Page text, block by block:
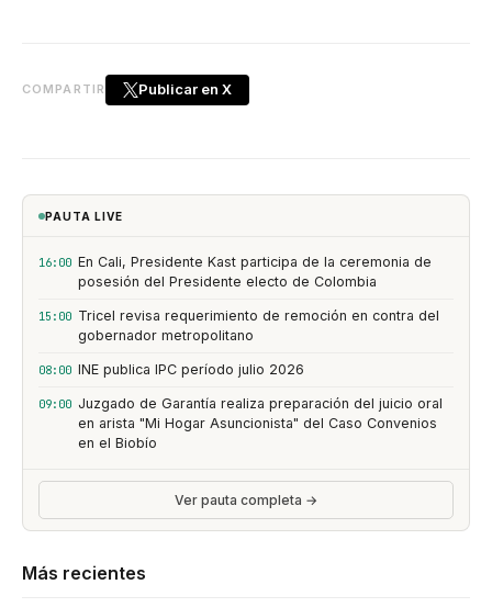
COMPARTIR Publicar en X
PAUTA LIVE
16:00 En Cali, Presidente Kast participa de la ceremonia de
posesión del Presidente electo de Colombia
15:00 Tricel revisa requerimiento de remoción en contra del
gobernador metropolitano
08:00 INE publica IPC período julio 2026
09:00 Juzgado de Garantía realiza preparación del juicio oral
en arista "Mi Hogar Asuncionista" del Caso Convenios
en el Biobío
Ver pauta completa →
Más recientes